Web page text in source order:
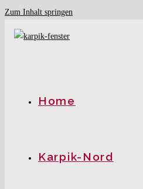
Zum Inhalt springen
Home
Karpik-Nord